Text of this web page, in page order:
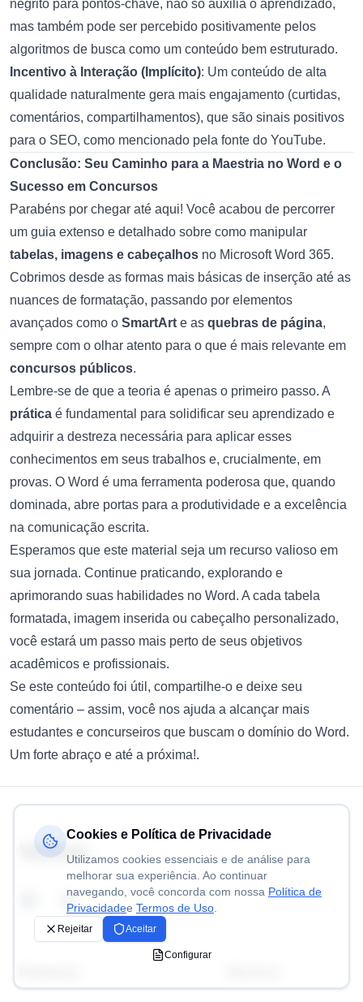
negrito para pontos-chave, não só auxilia o aprendizado,
mas também pode ser percebido positivamente pelos
algoritmos de busca como um conteúdo bem estruturado.
Incentivo à Interação (Implícito): Um conteúdo de alta
qualidade naturalmente gera mais engajamento (curtidas,
comentários, compartilhamentos), que são sinais positivos
para o SEO, como mencionado pela fonte do YouTube.
Conclusão: Seu Caminho para a Maestria no Word e o
Sucesso em Concursos
Parabéns por chegar até aqui! Você acabou de percorrer
um guia extenso e detalhado sobre como manipular
tabelas, imagens e cabeçalhos no Microsoft Word 365.
Cobrimos desde as formas mais básicas de inserção até as
nuances de formatação, passando por elementos
avançados como o SmartArt e as quebras de página,
sempre com o olhar atento para o que é mais relevante em
concursos públicos.
Lembre-se de que a teoria é apenas o primeiro passo. A
prática é fundamental para solidificar seu aprendizado e
adquirir a destreza necessária para aplicar esses
conhecimentos em seus trabalhos e, crucialmente, em
provas. O Word é uma ferramenta poderosa que, quando
dominada, abre portas para a produtividade e a excelência
na comunicação escrita.
Esperamos que este material seja um recurso valioso em
sua jornada. Continue praticando, explorando e
aprimorando suas habilidades no Word. A cada tabela
formatada, imagem inserida ou cabeçalho personalizado,
você estará um passo mais perto de seus objetivos
acadêmicos e profissionais.
Se este conteúdo foi útil, compartilhe-o e deixe seu
comentário – assim, você nos ajuda a alcançar mais
estudantes e concurseiros que buscam o domínio do Word.
Um forte abraço e até a próxima!.
Volitivo
FacebookTwitter
Cookies e Política de Privacidade
Utilizamos cookies essenciais e de análise para
melhorar sua experiência. Ao continuar
navegando, você concorda com nossa Política de
Privacidadee Termos de Uso
Rejeitar Aceitar
Configurar